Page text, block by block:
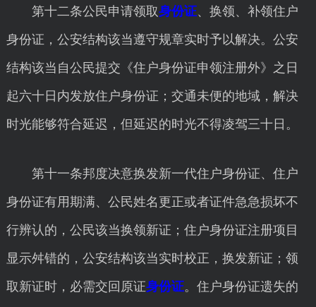
第十二条公民申请领取身份证、换领、补领住户
身份证，公安结构该当遵守规章实时予以解决。公安
结构该当自公民提交《住户身份证申领注册外》之日
起六十日内发放住户身份证；交通未便的地域，解决
时光能够符合延迟，但延迟的时光不得凌驾三十日。
第十一条邦度决意换发新一代住户身份证、住户
身份证有用期满、公民姓名更正或者证件急急损坏不
行辨认的，公民该当换领新证；住户身份证注册项目
显示舛错的，公安结构该当实时校正，换发新证；领
取新证时，必需交回原证身份证。住户身份证遗失的